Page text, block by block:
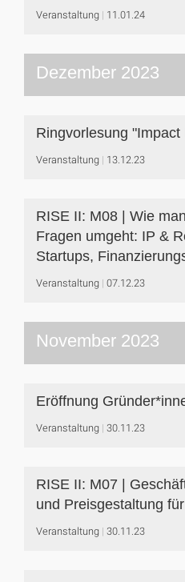
Veranstaltung 11.01.24
Dezember 2023
Ringvorlesung
Veranstaltung 13.12.23
RISE II: M08 | Wie
Fragen umgeht: IP &
Startups,
Veranstaltung 07.12.23
November 2023
Eröffnung
Veranstaltung 30.11.23
RISE II: M07 |
und Preisgestaltung
Veranstaltung 30.11.23